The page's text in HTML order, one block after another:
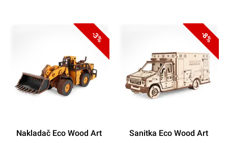
-3%
Nakladač Eco Wood Art
-8%
Sanitka Eco Wood Art